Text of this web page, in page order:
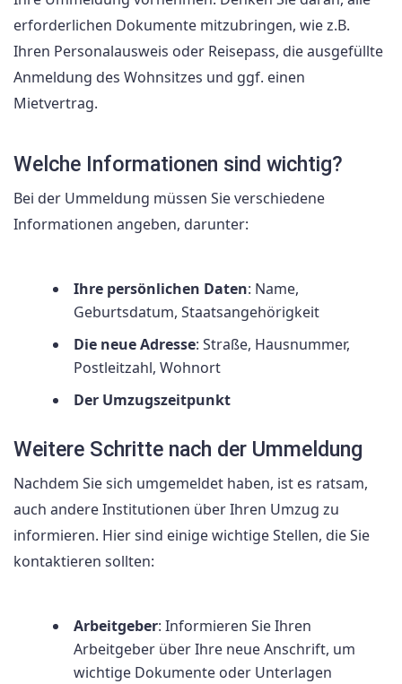
erforderlichen Dokumente mitzubringen, wie z.B.
Ihren Personalausweis oder Reisepass, die ausgefüllte
Anmeldung des Wohnsitzes und ggf. einen
Mietvertrag.
Welche Informationen sind wichtig?
Bei der Ummeldung müssen Sie verschiedene
Informationen angeben, darunter:
Ihre persönlichen Daten: Name,
Geburtsdatum, Staatsangehörigkeit
Die neue Adresse: Straße, Hausnummer,
Postleitzahl, Wohnort
Der Umzugszeitpunkt
Weitere Schritte nach der Ummeldung
Nachdem Sie sich umgemeldet haben, ist es ratsam,
auch andere Institutionen über Ihren Umzug zu
informieren. Hier sind einige wichtige Stellen, die Sie
kontaktieren sollten:
Arbeitgeber: Informieren Sie Ihren
Arbeitgeber über Ihre neue Anschrift, um
wichtige Dokumente oder Unterlagen